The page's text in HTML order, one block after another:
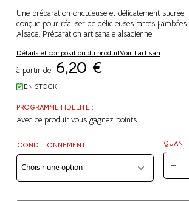
(1 avis)
Une préparation onctueuse et délicatement sucrée,
conçue pour réaliser de délicieuses tartes
Alsace. Préparation artisanale alsacienne.
Détails et composition du produitVoir l'artisan
à partir de 6,20 €
EN STOCK
PROGRAMME FIDÉLITÉ :
Avec ce produit vous gagnez points
CONDITIONNEMENT :